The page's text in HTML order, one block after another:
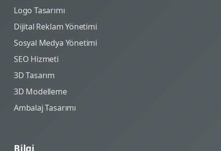
Logo Tasarımı
Dijital Reklam Yönetimi
Sosyal Medya Yönetimi
SEO Hizmeti
3D Tasarım
3D Modelleme
Ambalaj Tasarımı
Bilgi